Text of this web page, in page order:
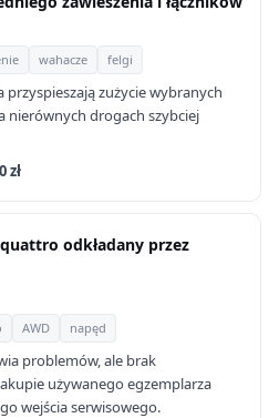
wahacze felgi
przyspieszają zużycie wybranych
nierównych drogach szybciej
zł
odkładany przez
AWD napęd
problemów, ale brak
używanego egzemplarza
wejścia serwisowego.